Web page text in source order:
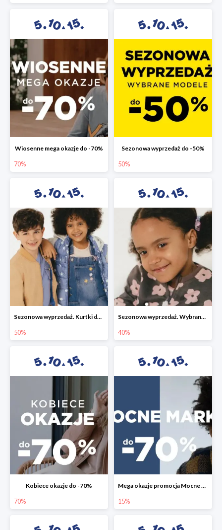
Wiosenne mega okazje do -70%
70%
Sezonowa wyprzedaż do -50%
50%
Sezonowa wyprzedaż. Kurtki do -50%
50%
Sezonowa wyprzedaż. Wybrane modele do -40%
40%
Kobiece okazje do -70%
70%
Mega okazje promocja Mocne marki do -70%
15%